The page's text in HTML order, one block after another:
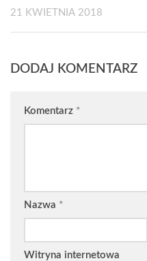
21 KWIETNIA 2018
DODAJ KOMENTARZ
Komentarz *
Nazwa *
Witryna internetowa